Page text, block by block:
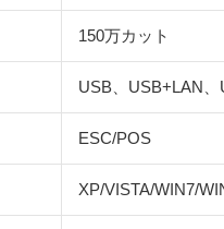
150万カット
USB、USB+LAN
ESC/POS
XP/VISTA/WIN7/